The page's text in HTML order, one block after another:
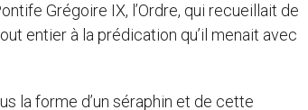
Grégoire IX, l’Ordre, qui recueillait de
entier à la prédication qu’il menait avec
la forme d’un séraphin et de cette